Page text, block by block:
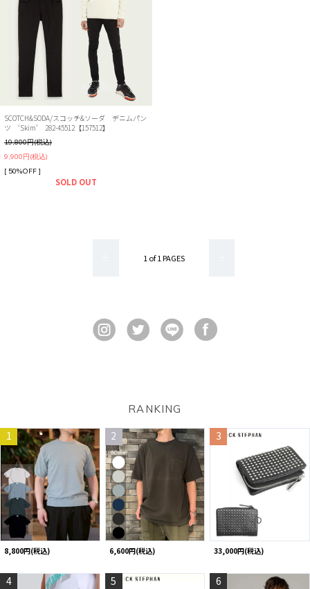
SCOTCH&SODA/スコッチ&ソーダ デニムパン
ツ ‘Skim’ 282-45512【157512】
19,800円(税込)
9,900円(税込)
[ 50%OFF ]
SOLD OUT
1 of 1 PAGES
RANKING
1
8,800円(税込)
2
6,600円(税込)
3
33,000円(税込)
4 5 6